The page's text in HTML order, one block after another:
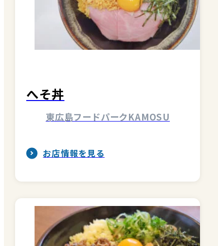
へそ丼
東広島フードパークKAMOSU
お店情報を見る
VISIT Higashihiroshima
(English site)
サイトポリシー
アクセシビリティ